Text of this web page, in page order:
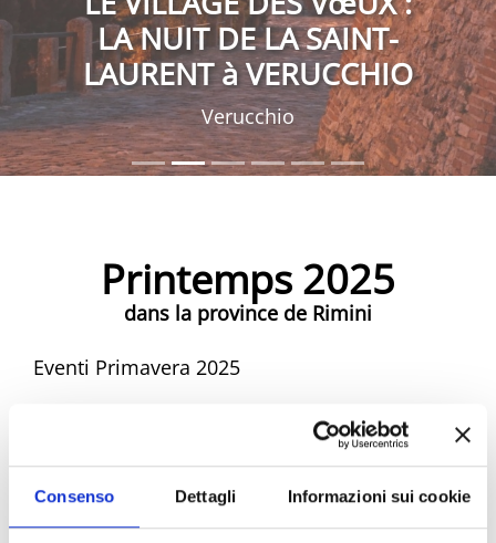
Consenso Dettagli Informazioni sui cookie
LA NUIT DE LA SAINT-
LAURENT à VERUCCHIO
Verucchio
Printemps 2025
dans la province de Rimini
Eventi Primavera 2025
Eventi di Primavera Riviera Rimini